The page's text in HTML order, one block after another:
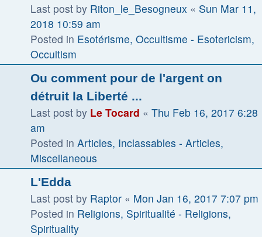
Last post by Riton_le_Besogneux « Sun Mar 11,
2018 10:59 am
Posted in Esotérisme, Occultisme - Esotericism,
Occultism
Ou comment pour de l'argent on
détruit la Liberté ...
Last post by Le Tocard « Thu Feb 16, 2017 6:28
am
Posted in Articles, Inclassables - Articles,
Miscellaneous
L'Edda
Last post by Raptor « Mon Jan 16, 2017 7:07 pm
Posted in Religions, Spiritualité - Religions,
Spirituality